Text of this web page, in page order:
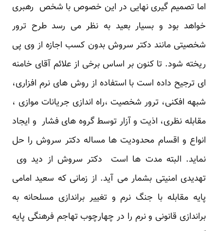
اما تصمیم گیری نهایی در این خصوص با شخص رهبری
خواهد بود و بسیار بعید به نظر می رسد طرح ترور
شخصیتی مانند دکتر سروش بدون کسب اجازه از وی پی
ریخته شود. تا کنون بر اساس برخی از علائم آقای خامنه
ای ترجیح داده است با استفاده از روش های نرم افزاری،
شبهه افکنی، ترور شخصیت ،راه اندازی جریانات موازی ،
مقابله نظری، اذیت و آزار توسط گروه های فشار و ایجاد
انواع و اقسام محدودیت ها مساله دکتر سروش را حل
نماید. البته مدت ها است دکتر سروش از دید وی
تهدیدی امنیتی بشمار می آید. از زمانی که سعید امامی
پایه مقابله با جنگ نرم و تغییر براندازی مسلحانه به
براندازی قانونی و نرم را در چهارچوب تهاجم فرهنگی پایه